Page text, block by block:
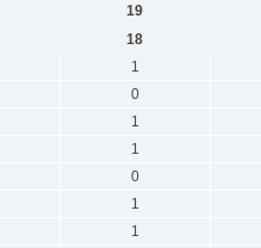
19
18
1
0
1
1
0
1
1